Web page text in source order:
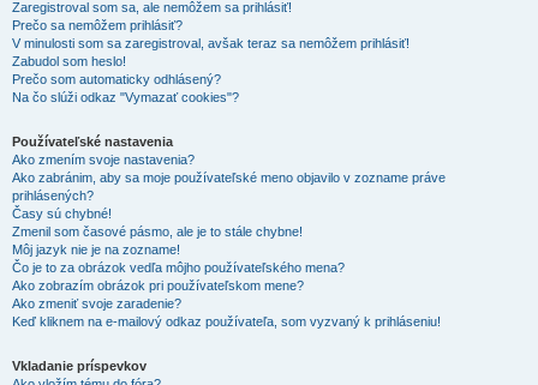
Zaregistroval som sa, ale nemôžem sa prihlásiť!
Prečo sa nemôžem prihlásiť?
V minulosti som sa zaregistroval, avšak teraz sa nemôžem prihlásiť!
Zabudol som heslo!
Prečo som automaticky odhlásený?
Na čo slúži odkaz "Vymazať cookies"?
Používateľské nastavenia
Ako zmením svoje nastavenia?
Ako zabránim, aby sa moje používateľské meno objavilo v zozname práve
prihlásených?
Časy sú chybné!
Zmenil som časové pásmo, ale je to stále chybne!
Môj jazyk nie je na zozname!
Čo je to za obrázok vedľa môjho používateľského mena?
Ako zobrazím obrázok pri používateľskom mene?
Ako zmeniť svoje zaradenie?
Keď kliknem na e-mailový odkaz používateľa, som vyzvaný k prihláseniu!
Vkladanie príspevkov